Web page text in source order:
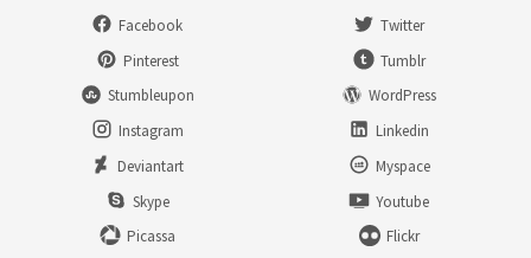
Facebook
Twitter
Pinterest
Tumblr
Stumbleupon
WordPress
Instagram
Linkedin
Deviantart
Myspace
Skype
Youtube
Picassa
Flickr